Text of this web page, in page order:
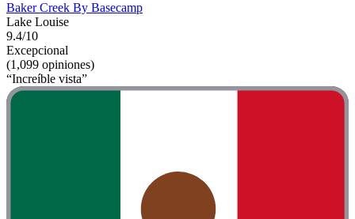
Baker Creek By Basecamp
Lake Louise
9.4/10
Excepcional
(1,099 opiniones)
“Increíble vista”